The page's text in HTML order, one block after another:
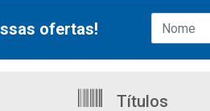
ofertas!
Títulos